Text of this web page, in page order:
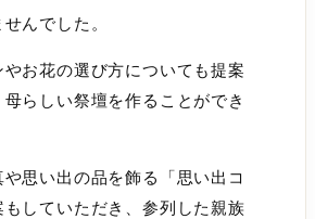
んでした。
お花の選び方についても提案
母らしい祭壇を作ることができ
や思い出の品を飾る「思い出コ
していただき、参列した親族